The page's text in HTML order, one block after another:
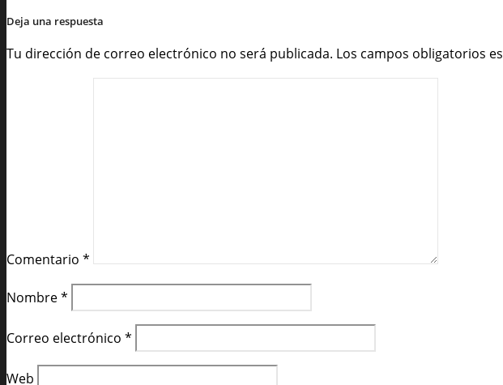
Deja una respuesta
Tu dirección de correo electrónico no será publicada. Los campos obligatorios
Comentario *
Nombre*
Correo electrónico *
Web